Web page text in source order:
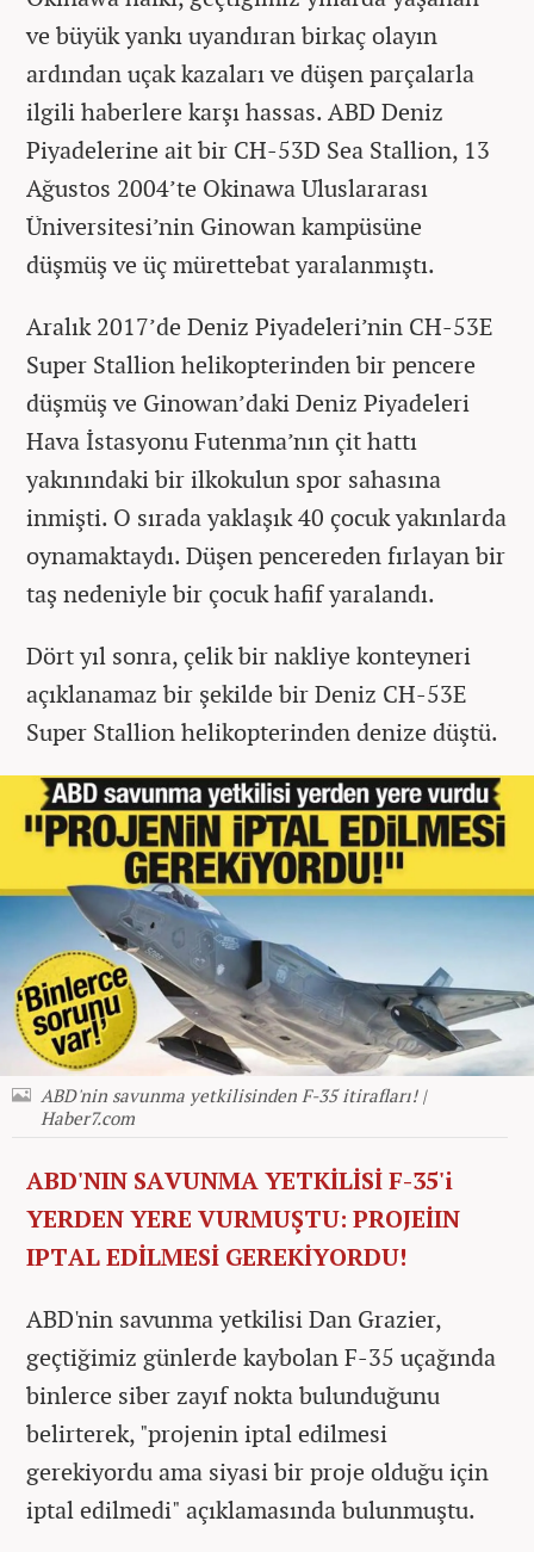
ve büyük yankı uyandıran birkaç olayın
ardından uçak kazaları ve düşen parçalarla
ilgili haberlere karşı hassas. ABD Deniz
Piyadelerine ait bir CH-53D Sea Stallion, 13
Ağustos 2004’te Okinawa Uluslararası
Üniversitesi’nin Ginowan kampüsüne
düşmüş ve üç mürettebat yaralanmıştı.
Aralık 2017’de Deniz Piyadeleri’nin CH-53E
Super Stallion helikopterinden bir pencere
düşmüş ve Ginowan’daki Deniz Piyadeleri
Hava İstasyonu Futenma’nın çit hattı
yakınındaki bir ilkokulun spor sahasına
inmişti. O sırada yaklaşık 40 çocuk yakınlarda
oynamaktaydı. Düşen pencereden fırlayan bir
taş nedeniyle bir çocuk hafif yaralandı.
Dört yıl sonra, çelik bir nakliye konteyneri
açıklanamaz bir şekilde bir Deniz CH-53E
Super Stallion helikopterinden denize düştü.
ABD'nin savunma yetkilisinden F-35 itirafları! |
Haber7.com
ABD'NIN SAVUNMA YETKİLİSİ F-35'i
YERDEN YERE VURMUŞTU: PROJEİIN
IPTAL EDİLMESİ GEREKİYORDU!
ABD'nin savunma yetkilisi Dan Grazier,
geçtiğimiz günlerde kaybolan F-35 uçağında
binlerce siber zayıf nokta bulunduğunu
belirterek, "projenin iptal edilmesi
gerekiyordu ama siyasi bir proje olduğu için
iptal edilmedi" açıklamasında bulunmuştu.